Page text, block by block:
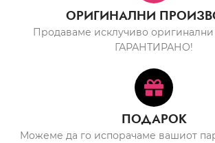
ОРИГИНАЛНИ
Продаваме исклучиво
ГАРАНТИРАНО!
ПОДАРОК
Можеме да го испорачаме вашиот